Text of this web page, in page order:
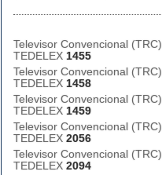
Televisor Convencional (TRC)
TEDELEX 1455
Televisor Convencional (TRC)
TEDELEX 1458
Televisor Convencional (TRC)
TEDELEX 1459
Televisor Convencional (TRC)
TEDELEX 2056
Televisor Convencional (TRC)
TEDELEX 2094